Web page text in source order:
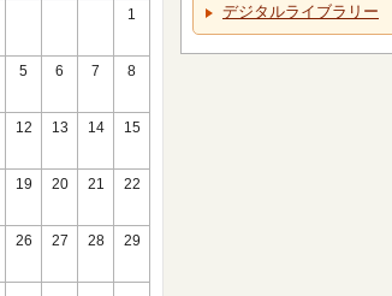
1
5 6 7 8
12 13 14 15
19 20 21 22
26 27 28 29
デジタルライブラリー